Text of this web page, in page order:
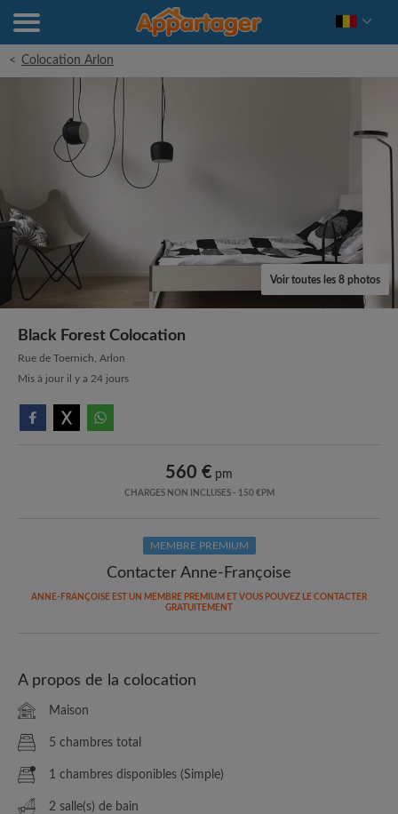
< Colocation Arlon
Voir toutes les 8 photos
Black Forest Colocation
Rue de Toernich, Arlon
Mis à jour il y a 24 jours
560 € pm
CHARGES NON INCLUSES - 150 €PM
MEMBRE PREMIUM
Contacter Anne-Françoise
ANNE-FRANÇOISE EST UN MEMBRE PREMIUM ET VOUS POUVEZ LE CONTACTER
GRATUITEMENT
A propos de la colocation
Maison
5 chambres total
1 chambres disponibles (Simple)
2 salle(s) de bain